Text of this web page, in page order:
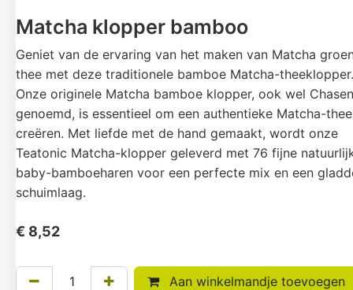
Matcha klopper bamboo
Geniet van de ervaring van het maken van Matcha
thee met deze traditionele bamboe Matcha-theeklopper.
Onze originele Matcha bamboe klopper, ook wel Chasen
genoemd, is essentieel om een authentieke Matcha-
creëren. Met liefde met de hand gemaakt, wordt onze
Teatonic Matcha-klopper geleverd met 76 fijne
baby-bamboeharen voor een perfecte mix en een
schuimlaag.
€ 8,52
Aan winkelmandje toevoegen